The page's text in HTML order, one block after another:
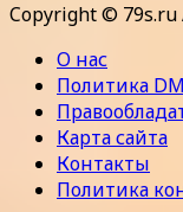
Copyright © 79s.ru
О нас
Политика
Карта сайта
Контакты
Политика